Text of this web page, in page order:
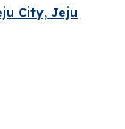
City, Jeju